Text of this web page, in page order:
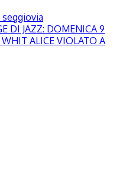
DI JAZZ: DOMENICA 9
ALICE VIOLATO A